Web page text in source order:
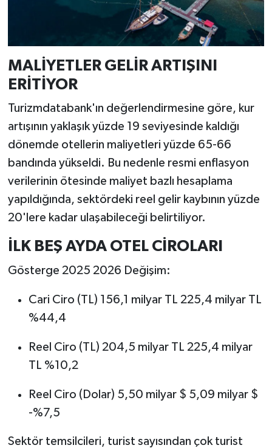
MALİYETLER GELİR ARTIŞINI
ERİTİYOR
Turizmdatabank'ın değerlendirmesine göre, kur
artışının yaklaşık yüzde 19 seviyesinde kaldığı
dönemde otellerin maliyetleri yüzde 65-66
bandında yükseldi. Bu nedenle resmi enflasyon
verilerinin ötesinde maliyet bazlı hesaplama
yapıldığında, sektördeki reel gelir kaybının yüzde
20'lere kadar ulaşabileceği belirtiliyor.
İLK BEŞ AYDA OTEL CİROLARI
Gösterge 2025 2026 Değişim:
Cari Ciro (TL) 156,1 milyar TL 225,4 milyar TL
%44,4
Reel Ciro (TL) 204,5 milyar TL 225,4 milyar
TL %10,2
Reel Ciro (Dolar) 5,50 milyar $ 5,09 milyar $
-%7,5
Sektör temsilcileri, turist sayısından çok turist